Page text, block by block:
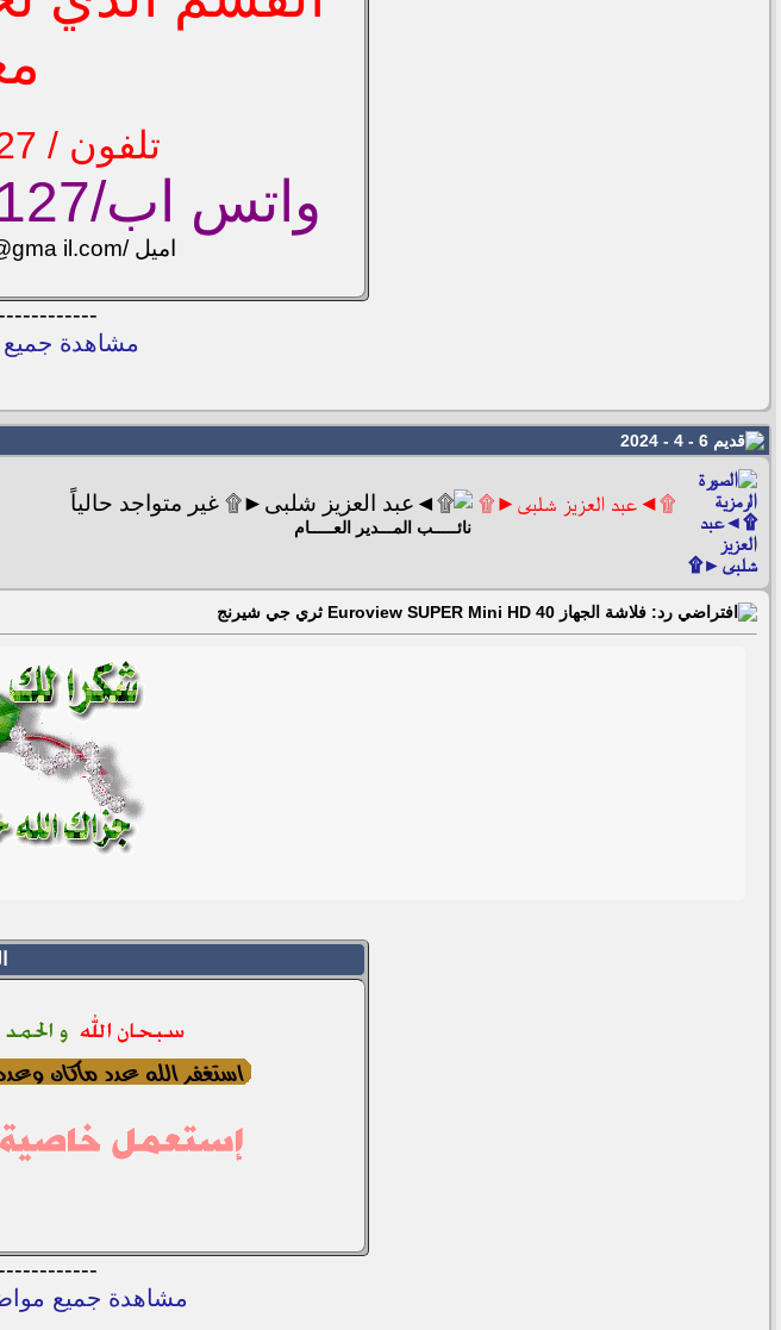
تلفون / 01127747127
واتس اب/00201127747127
اميل /ragabawesshassen@gma il.com
مشاهدة
۩◄عبد العزيز شلبى►۩
نائـــــب المـــدير العـــــام
رد: فلاشة الجهاز Euroview SUPER Mini HD 40 ثري جي شيرنج
مشاهدة جميع